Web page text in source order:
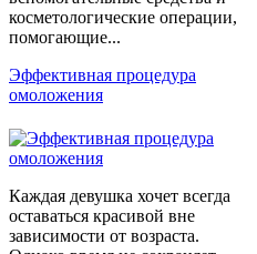
косметологические операции,
помогающие...
Эффективная процедура
омоложения
Каждая девушка хочет всегда
оставаться красивой вне
зависимости от возраста.